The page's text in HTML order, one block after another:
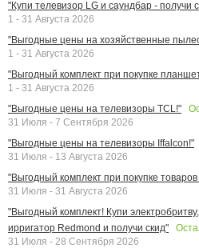
"Купи телевизор LG и саундбар - получи
1 - 31 Августа 2026
"Выгодные цены на хозяйственные
1 - 31 Августа 2026
"Выгодный комплект при покупке
1 - 31 Августа 2026
"Выгодные цены на телевизоры TCL!"
31 Июля - 7 Сентября 2026
"Выгодные цены на телевизоры Iffalcon!"
31 Июля - 13 Августа 2026
"Выгодный комплект при покупке
31 Июля - 31 Августа 2026
"Выгодный комплект! Купи
ирригатор Redmond и получи скид"
31 Июля - 28 Сентября 2026